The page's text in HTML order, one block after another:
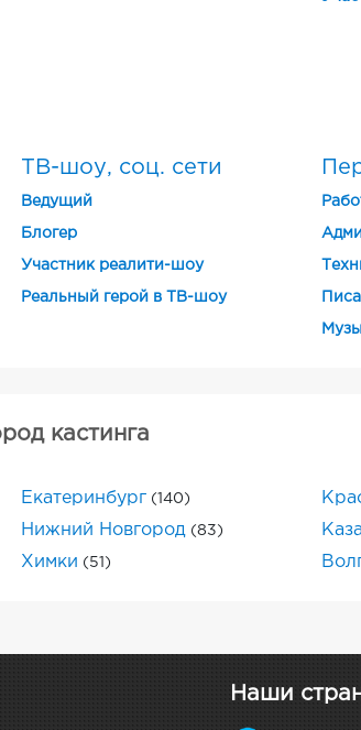
ТВ-шоу, соц. сети
Ведущий
Блогер
Участник реалити-шоу
Реальный герой в ТВ-шоу
кастинга
Екатеринбург (140)
Нижний Новгород (83)
Химки (51)
Наши